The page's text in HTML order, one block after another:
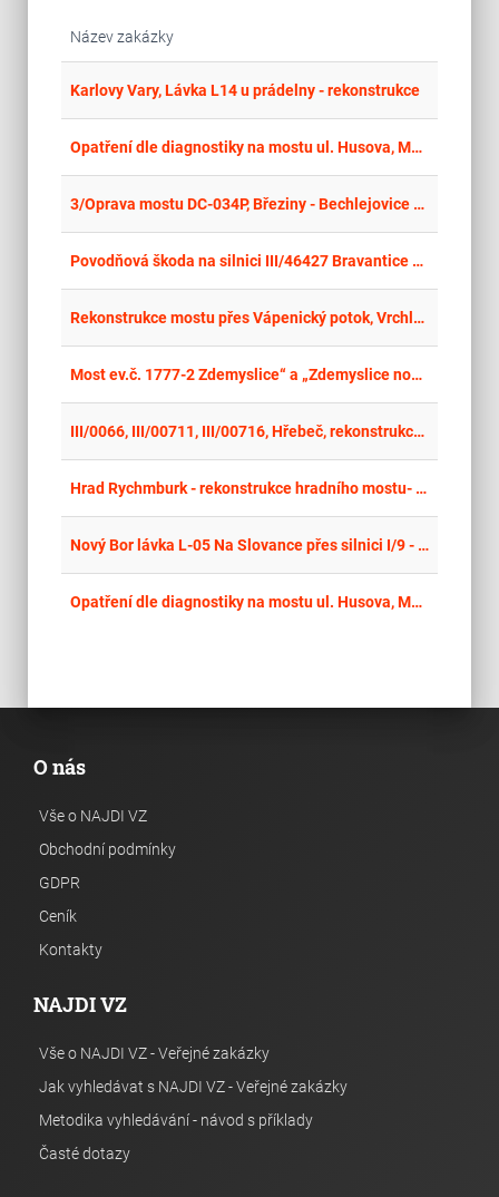
Název zakázky
Karlovy Vary, Lávka L14 u prádelny - rekonstrukce
Opatření dle diagnostiky na mostu ul. Husova, Mariánské Lázně
3/Oprava mostu DC-034P, Březiny - Bechlejovice u Děčína
Povodňová škoda na silnici III/46427 Bravantice – Studénka (CRR 142223), most ev.č. 46427 -1
Rekonstrukce mostu přes Vápenický potok, Vrchlabí
Most ev.č. 1777-2 Zdemyslice“ a „Zdemyslice nová lávka přes řeku Úslavu
III/0066, III/00711, III/00716, Hřebeč, rekonstrukce silnice - III. etapa
Hrad Rychmburk - rekonstrukce hradního mostu- 2.etapa
Nový Bor lávka L-05 Na Slovance přes silnici I/9 - Oprava dřevěné konstrukce
Opatření dle diagnostiky na mostu ul. Husova, Mariánské Lázně
O nás
Vše o NAJDI VZ
Obchodní podmínky
GDPR
Ceník
Kontakty
NAJDI VZ
Vše o NAJDI VZ - Veřejné zakázky
Jak vyhledávat s NAJDI VZ - Veřejné zakázky
Metodika vyhledávání - návod s příklady
Časté dotazy